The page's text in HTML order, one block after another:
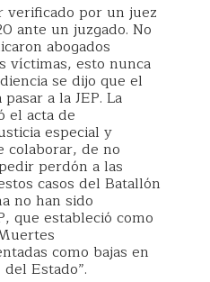
verificado por un juez
ante un juzgado. No
abogados
víctimas, esto nunca
se dijo que el
a la JEP. La
el acta de
especial y
colaborar, de no
perdón a las
casos del Batallón
no han sido
que estableció como
como bajas en
Estado”.